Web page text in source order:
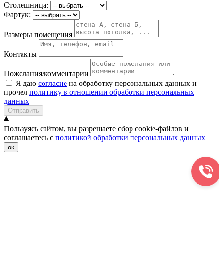
Столешница:
Фартук:
Размеры помещения
Контакты
Пожелания/комментарии
Я даю согласие на обработку персональных данных и
прочел политику в отношении обработки персональных
данных
Отправить
Пользуясь сайтом, вы разрешаете сбор cookie-файлов и
соглашаетесь с политикой обработки персональных данных
ок